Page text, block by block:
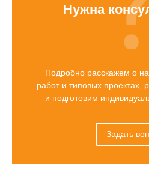
Нужна
Подробно расскажем о
работ и типовых проектах,
и подготовим
Задать